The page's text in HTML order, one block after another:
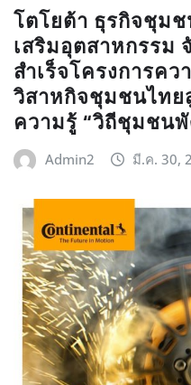
โตโยต้า ธุรกิจชุม
เสริมอุตสาหกรรม
สำเร็จโครงการค
วิสาหกิจชุมชนไท
ความรู้ “วิถีชุมชน
Admin2 มี.ค. 30,